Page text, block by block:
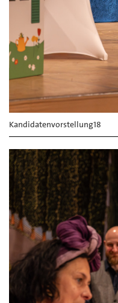
Kandidatenvorstellung18